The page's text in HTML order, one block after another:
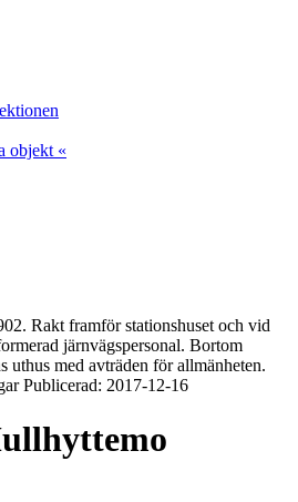
objekt «
Rakt framför stationshuset och vid
järnvägspersonal. Bortom
uthus med avträden för allmänheten.
Publicerad: 2017-12-16